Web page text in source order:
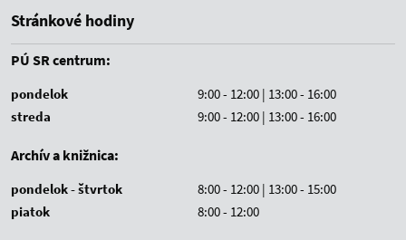
Stránkové hodiny
PÚ SR centrum:
pondelok
9:00 - 12:00 | 13:00 - 16:00
streda
9:00 - 12:00 | 13:00 - 16:00
Archív a knižnica:
pondelok - štvrtok
8:00 - 12:00 | 13:00 - 15:00
piatok
8:00 - 12:00